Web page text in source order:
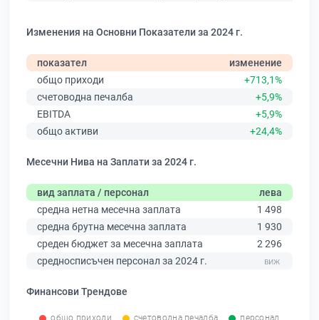
Изменения на Основни Показатели за 2024 г.
показател
изменение
общо приходи
+713,1%
счетоводна печалба
+5,9%
EBITDA
+5,9%
общо активи
+24,4%
Месечни Нива на Заплати за 2024 г.
вид заплата / персонал
лева
средна нетна месечна заплата
1 498
средна брутна месечна заплата
1 930
среден бюджет за месечна заплата
2 296
средносписъчен персонал за 2024 г.
Финансови Трендове